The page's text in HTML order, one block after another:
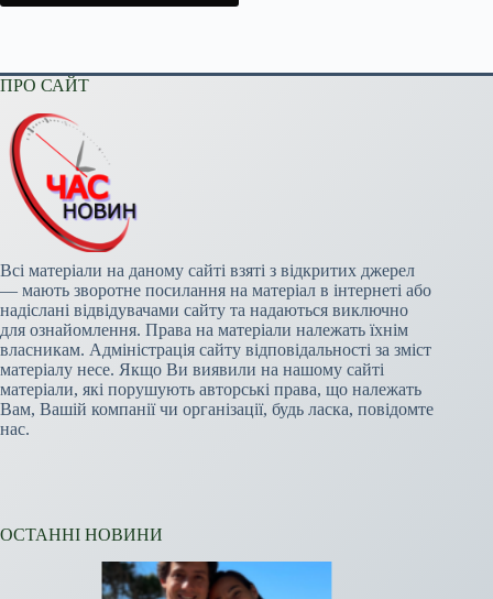
ПРО САЙТ
Всі матеріали на даному сайті взяті з відкритих джерел
— мають зворотне посилання на матеріал в інтернеті або
надіслані відвідувачами сайту та надаються виключно
для ознайомлення. Права на матеріали належать їхнім
власникам. Адміністрація сайту відповідальності за зміст
матеріалу несе. Якщо Ви виявили на нашому сайті
матеріали, які порушують авторські права, що належать
Вам, Вашій компанії чи організації, будь ласка, повідомте
нас.
ОСТАННІ НОВИНИ